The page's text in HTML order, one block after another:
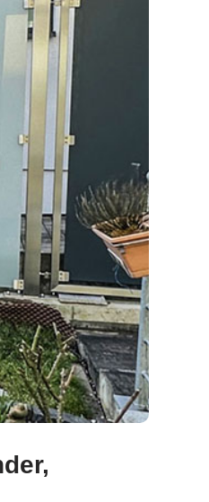
Sichtschutz. Direkt bei